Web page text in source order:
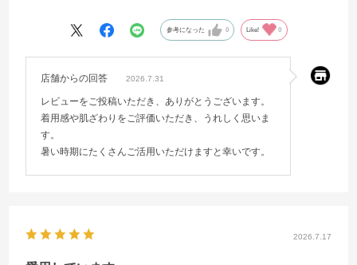
参考になった 0 Like! 0
店舗からの回答 2026.7.31
レビューをご投稿いただき、ありがとうございます。
着用感や肌ざわりをご評価いただき、うれしく思いま
す。
暑い時期にたくさんご活用いただけますと幸いです。
2026.7.17